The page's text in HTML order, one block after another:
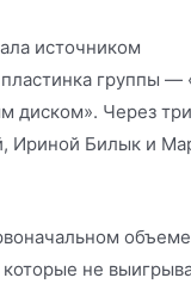
источником
группы —
диском». Через
Ириной Билык и
которые не